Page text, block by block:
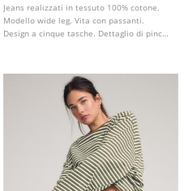
Jeans realizzati in tessuto 100% cotone.
Modello wide leg. Vita con passanti.
Design a cinque tasche. Dettaglio di pinces